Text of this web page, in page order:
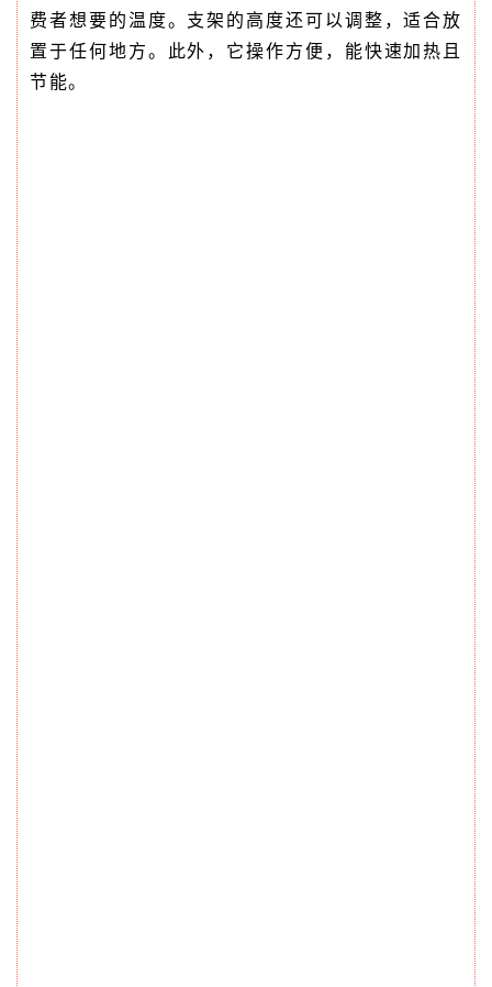
费者想要的温度。支架的高度还可以调整，适合放
置于任何地方。此外，它操作方便，能快速加热且
节能。